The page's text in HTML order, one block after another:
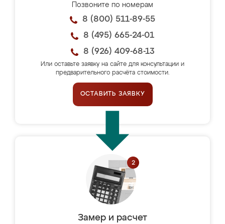
Позвоните по номерам
8 (800) 511-89-55
8 (495) 665-24-01
8 (926) 409-68-13
Или оставьте заявку на сайте для консультации и
предварительного расчёта стоимости.
ОСТАВИТЬ ЗАЯВКУ
Замер и расчет